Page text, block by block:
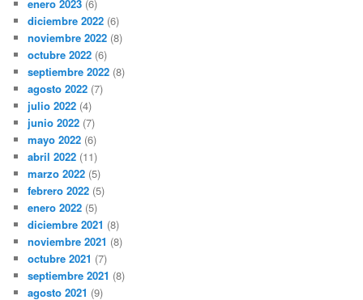
enero 2023 (6)
diciembre 2022 (6)
noviembre 2022 (8)
octubre 2022 (6)
septiembre 2022 (8)
agosto 2022 (7)
julio 2022 (4)
junio 2022 (7)
mayo 2022 (6)
abril 2022 (11)
marzo 2022 (5)
febrero 2022 (5)
enero 2022 (5)
diciembre 2021 (8)
noviembre 2021 (8)
octubre 2021 (7)
septiembre 2021 (8)
agosto 2021 (9)